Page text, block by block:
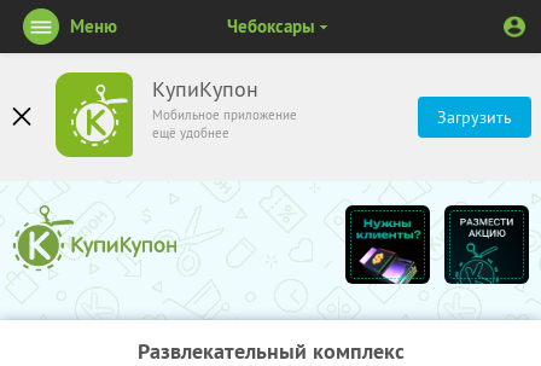
КупиКупон
Мобильное приложение
ещё удобнее
Загрузить
Меню Чебоксары
Развлекательный комплекс